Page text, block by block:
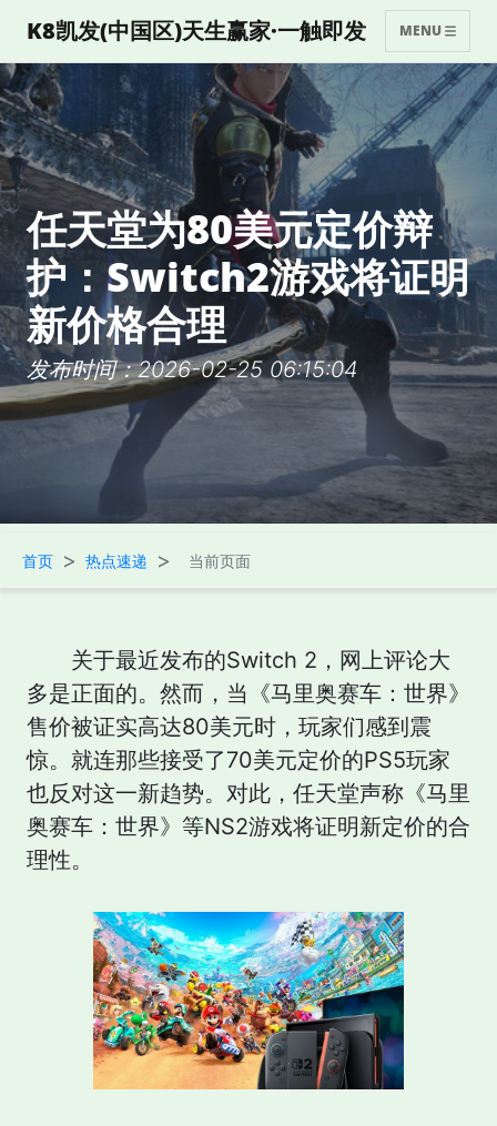
K8凯发(中国区)天生赢家·一触即发 MENU
任天堂为80美元定价辩
护：Switch2游戏将证明
新价格合理
发布时间：2026-02-25 06:15:04
首页 > 热点速递 > 当前页面
关于最近发布的Switch 2，网上评论大
多是正面的。然而，当《马里奥赛车：世界》
售价被证实高达80美元时，玩家们感到震
惊。就连那些接受了70美元定价的PS5玩家
也反对这一新趋势。对此，任天堂声称《马里
奥赛车：世界》等NS2游戏将证明新定价的合
理性。